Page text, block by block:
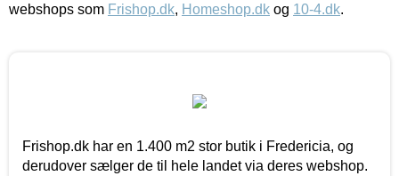
webshops som Frishop.dk, Homeshop.dk og 10-4.dk.
Frishop.dk har en 1.400 m2 stor butik i Fredericia, og
derudover sælger de til hele landet via deres webshop.